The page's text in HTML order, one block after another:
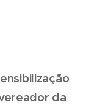
da